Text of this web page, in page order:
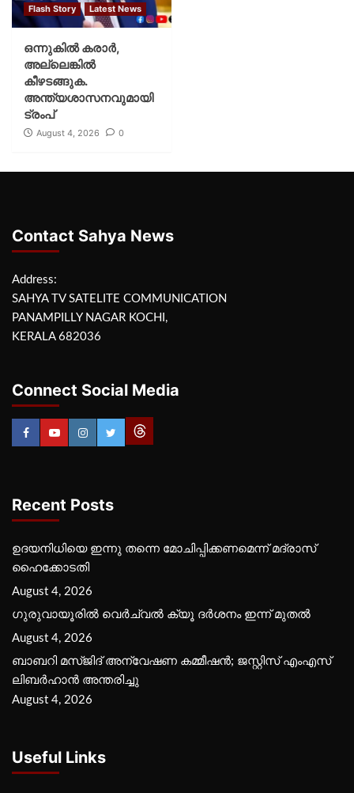
Flash Story Latest News
ഒന്നുകില്‍ കരാര്‍,
അല്ലെങ്കില്‍
കീഴടങ്ങുക.
അന്ത്യശാസനവുമായി
ട്രംപ്
August 4, 2026 0
Contact Sahya News
Address:
SAHYA TV SATELITE COMMUNICATION
PANAMPILLY NAGAR KOCHI,
KERALA 682036
Connect Social Media
Recent Posts
ഉദയനിധിയെ ഇന്നു തന്നെ മോചിപ്പിക്കണമെന്ന് മദ്രാസ്
ഹൈക്കോടതി
August 4, 2026
ഗുരുവായൂരില്‍ വെര്‍ച്വല്‍ ക്യൂ ദര്‍ശനം ഇന്ന് മുതല്‍
August 4, 2026
ബാബറി മസ്ജിദ് അന്വേഷണ കമ്മീഷന്‍; ജസ്റ്റിസ് എംഎസ്
ലിബര്‍ഹാന്‍ അന്തരിച്ചു
August 4, 2026
Useful Links